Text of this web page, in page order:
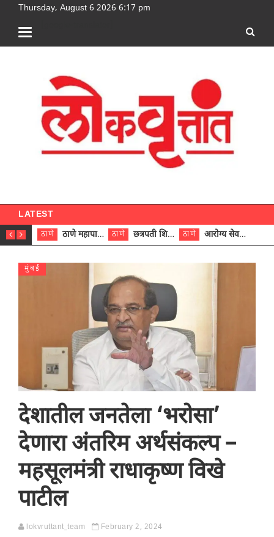
Thursday, August 6 2026 6:17 pm
LATEST
ठाणे ठाणे महापालिकेच्या नऊ प्रभाग समित्यांवर अध्यक्ष विराजमान ठाणे छत्रपती शिवाजी महाराज रुग्णालयात दुर्मिळ ट्युमरची यशस्वी शस्त्रक्रिया ठाणे आरोग्य सेवक (पुरुष) पदावरून ११ कर्मचाऱ्यांना आरोग्य सहाय्यक (पुरुष) पदावर पदोन्नती; मुख्य कार्यकारी अधिकारी रणजित यादव यांच्या हस्ते आदेश वितरण
मुंबई
देशातील जनतेला ‘भरोसा’
देणारा अंतरिम अर्थसंकल्प –
महसूलमंत्री राधाकृष्ण विखे
पाटील
lokvruttant_team February 2, 2024